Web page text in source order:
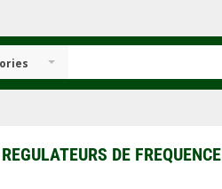
REGULATEURS DE FREQUENCE